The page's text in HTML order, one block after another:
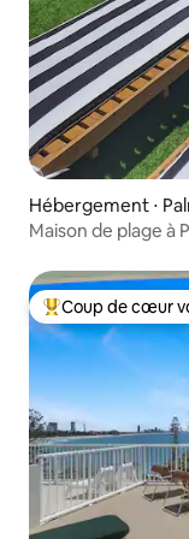
Hébergement ⋅
Maison de plage à
Coups de cœur
Coup de cœur